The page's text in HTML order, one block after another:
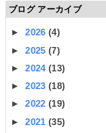
ブログ アーカイブ
►2026(4)
►2025(7)
►2024(13)
►2023(18)
►2022(19)
►2021(35)